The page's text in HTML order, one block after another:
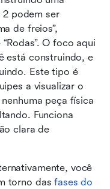
podem ser
de freios”,
O foco aqui
está construindo, e
Este tipo é
a visualizar o
peça física
Funciona
clara de
você
torno das fases do